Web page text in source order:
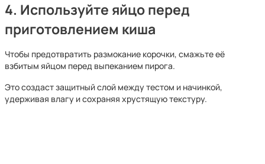
4. Используйте яйцо перед
приготовлением киша
Чтобы предотвратить размокание корочки, смажьте её
взбитым яйцом перед выпеканием пирога.
Это создаст защитный слой между тестом и начинкой,
удерживая влагу и сохраняя хрустящую текстуру.